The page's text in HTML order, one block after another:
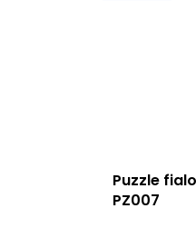
Puzzle
PZ007